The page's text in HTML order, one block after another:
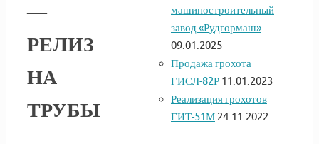
—
РЕЛИЗ
НА
ТРУБЫ
машиностроительный
завод «Рудгормаш»
09.01.2025
Продажа грохота
ГИСЛ-82Р 11.01.2023
Реализация грохотов
ГИТ-51М 24.11.2022